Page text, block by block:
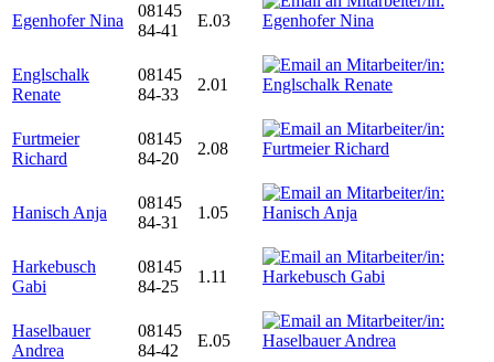
Egenhofer Nina
08145
84-41
E.03
Englschalk
Renate
08145
84-33
2.01
Furtmeier
Richard
08145
84-20
2.08
Hanisch Anja
08145
84-31
1.05
Harkebusch
Gabi
08145
84-25
1.11
Haselbauer
Andrea
08145
84-42
E.05